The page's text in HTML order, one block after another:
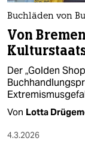
Buchläden von
Von
Der „Golden
Von Lotta
4.3.2026